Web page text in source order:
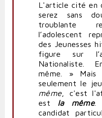
L'article cité en
serez sans
troublante
l’adolescent
des Jeunesses
figure sur
Nationaliste.
même. »
seulement le
même , c'est
est la même.
candidat